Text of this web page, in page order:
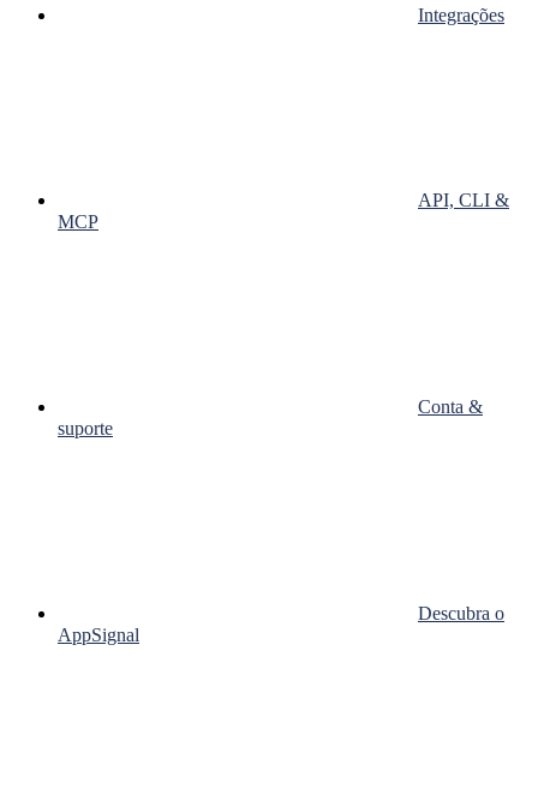
Integrações
API, CLI &
MCP
Conta &
suporte
Descubra o
AppSignal